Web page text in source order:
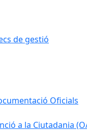
de gestió
Oficials
a la Ciutadania